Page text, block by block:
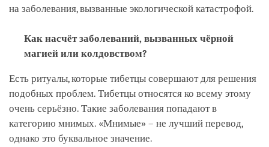
на заболевания, вызванные экологической катастрофой.
Как насчёт заболеваний, вызванных чёрной
магией или колдовством?
Есть ритуалы, которые тибетцы совершают для решения
подобных проблем. Тибетцы относятся ко всему этому
очень серьёзно. Такие заболевания попадают в
категорию мнимых. «Мнимые» – не лучший перевод,
однако это буквальное значение.